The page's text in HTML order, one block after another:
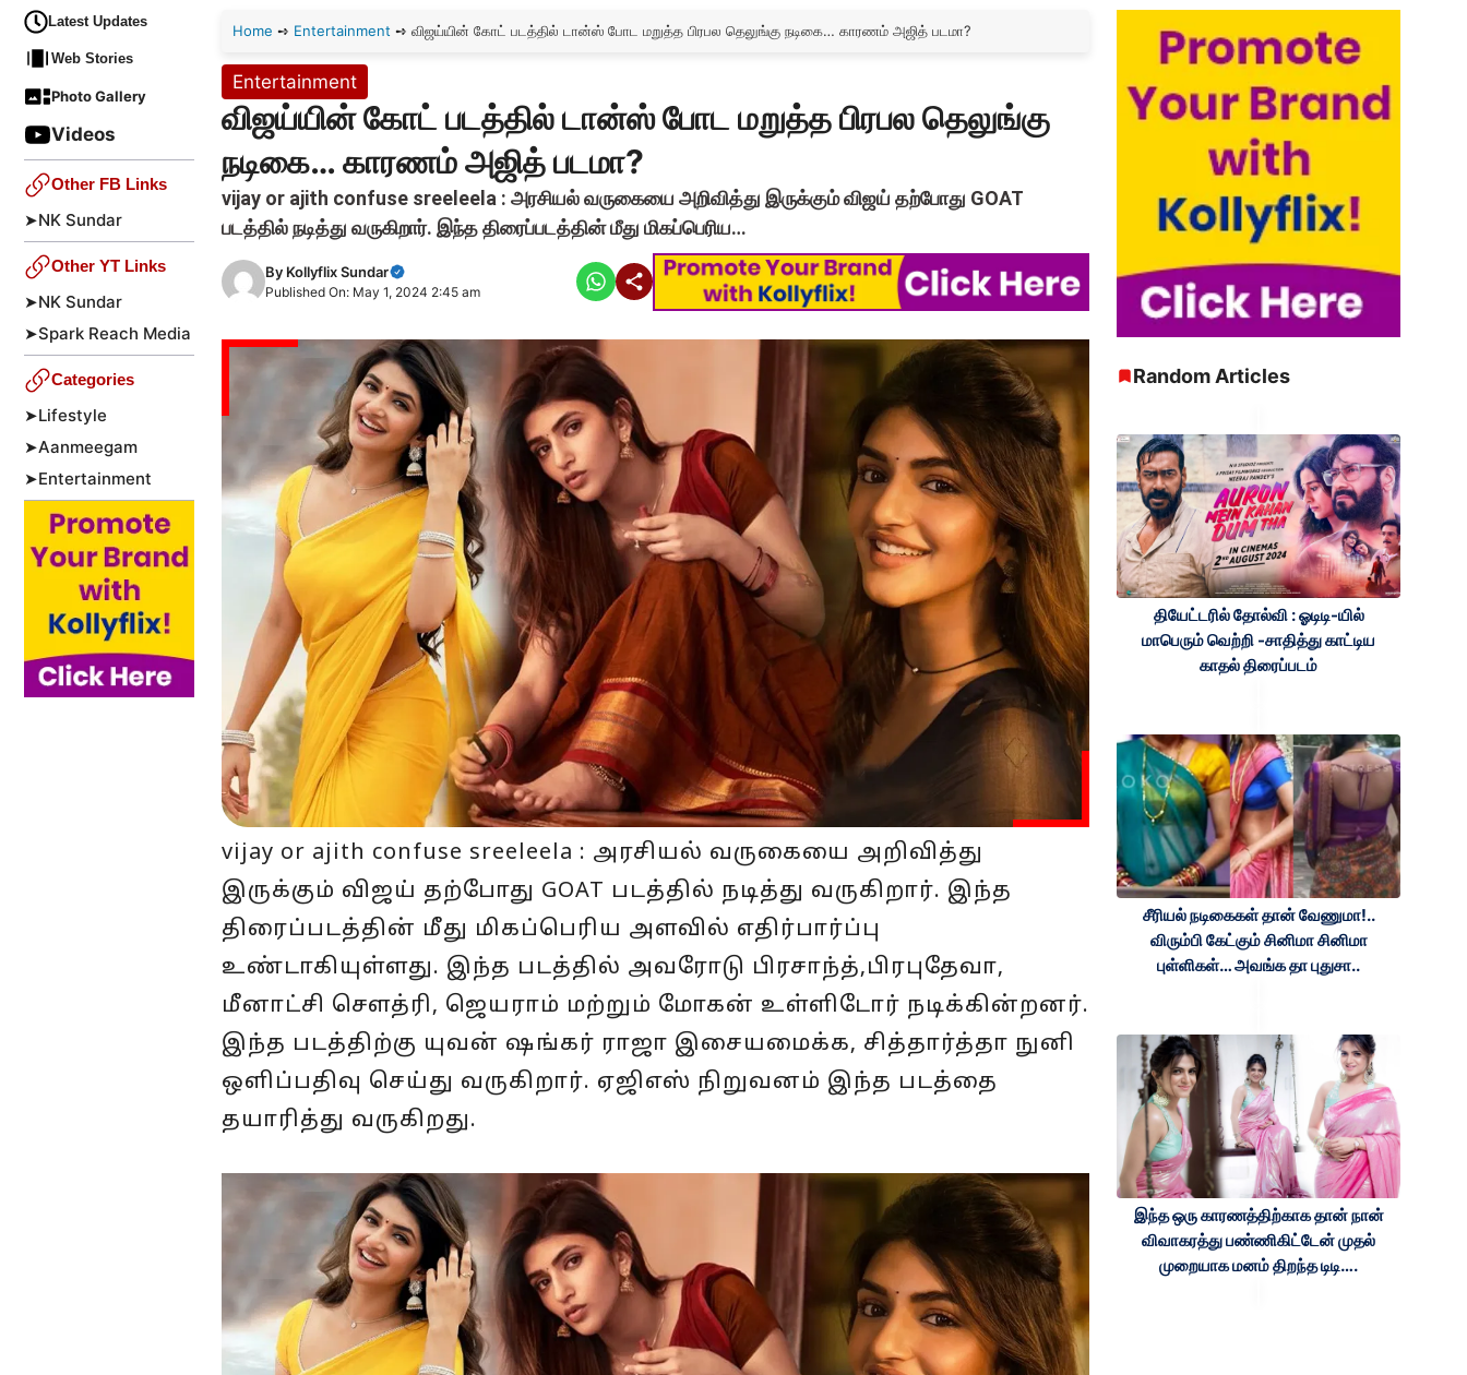
Home ➺ Entertainment ➺ விஜய்யின் கோட் படத்தில் டான்ஸ் போட மறுத்த பிரபல தெலுங்கு நடிகை… காரணம் அஜித் படமா?
Entertainment
விஜய்யின் கோட் படத்தில் டான்ஸ் போட மறுத்த பிரபல தெலுங்கு
நடிகை… காரணம் அஜித் படமா?
vijay or ajith confuse sreeleela : அரசியல் வருகையை அறிவித்து இருக்கும் விஜய் தற்போது GOAT
படத்தில் நடித்து வருகிறார். இந்த திரைப்படத்தின் மீது மிகப்பெரிய…
By Kollyflix Sundar
Published On: May 1, 2024 2:45 am
vijay or ajith confuse sreeleela : அரசியல் வருகையை அறிவித்து
இருக்கும் விஜய் தற்போது GOAT படத்தில் நடித்து வருகிறார். இந்த
திரைப்படத்தின் மீது மிகப்பெரிய அளவில் எதிர்பார்ப்பு
உண்டாகியுள்ளது. இந்த படத்தில் அவரோடு பிரசாந்த்,பிரபுதேவா,
மீனாட்சி சௌத்ரி, ஜெயராம் மற்றும் மோகன் உள்ளிடோர் நடிக்கின்றனர்.
இந்த படத்திற்கு யுவன் ஷங்கர் ராஜா இசையமைக்க, சித்தார்த்தா நுனி
ஒளிப்பதிவு செய்து வருகிறார். ஏஜிஎஸ் நிறுவனம் இந்த படத்தை
தயாரித்து வருகிறது.
Latest Updates
Web Stories
Photo Gallery
Videos
Other FB Links
➤NK Sundar
Other YT Links
➤NK Sundar
➤Spark Reach Media
Categories
➤Lifestyle
➤Aanmeegam
➤Entertainment
Random Articles
தியேட்டரில் தோல்வி : ஓடிடி-யில்
மாபெரும் வெற்றி -சாதித்து காட்டிய
காதல் திரைப்படம்
சீரியல் நடிகைகள் தான் வேணுமா!..
விரும்பி கேட்கும் சினிமா சினிமா
புள்ளிகள்… அவங்க தா புதுசா..
இந்த ஒரு காரணத்திற்காக தான் நான்
விவாகரத்து பண்ணிகிட்டேன் முதல்
முறையாக மனம் திறந்த டிடி….